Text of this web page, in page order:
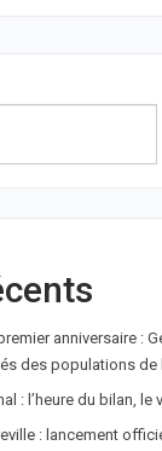
anniversaire :
des populations
: l’heure du bilan, le
: lancement